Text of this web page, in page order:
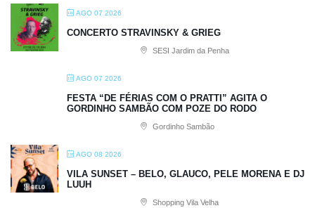
AGO 07 2026
CONCERTO STRAVINSKY & GRIEG
SESI Jardim da Penha
AGO 07 2026
FESTA “DE FÉRIAS COM O PRATTI” AGITA O
GORDINHO SAMBÃO COM POZE DO RODO
Gordinho Sambão
AGO 08 2026
VILA SUNSET – BELO, GLAUCO, PELE MORENA E DJ
LUUH
Shopping Vila Velha